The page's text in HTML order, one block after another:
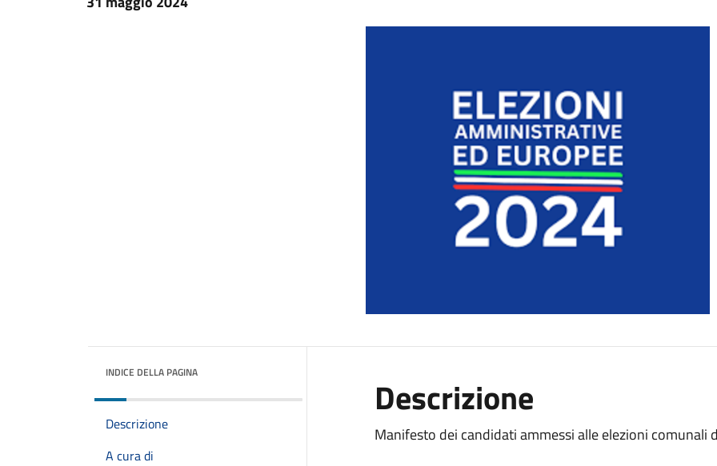
INDICE DELLA PAGINA
Descrizione
A cura di
Descrizione
Manifesto dei candidati ammessi alle elezioni comunali